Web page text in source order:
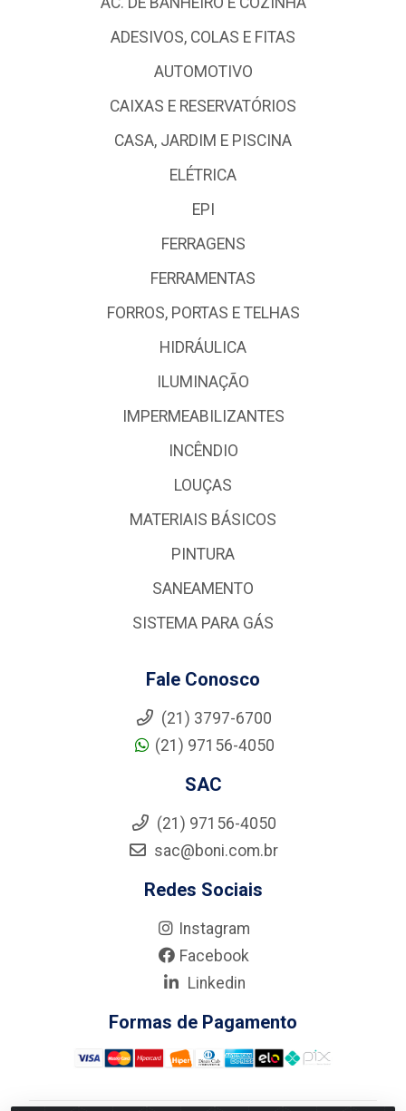
ADESIVOS, COLAS E FITAS
AUTOMOTIVO
CAIXAS E RESERVATÓRIOS
CASA, JARDIM E PISCINA
ELÉTRICA
EPI
FERRAGENS
FERRAMENTAS
FORROS, PORTAS E TELHAS
HIDRÁULICA
ILUMINAÇÃO
IMPERMEABILIZANTES
INCÊNDIO
LOUÇAS
MATERIAIS BÁSICOS
PINTURA
SANEAMENTO
SISTEMA PARA GÁS
Fale Conosco
(21) 3797-6700
(21) 97156-4050
SAC
(21) 97156-4050
sac@boni.com.br
Redes Sociais
Instagram
Facebook
Linkedin
Formas de Pagamento